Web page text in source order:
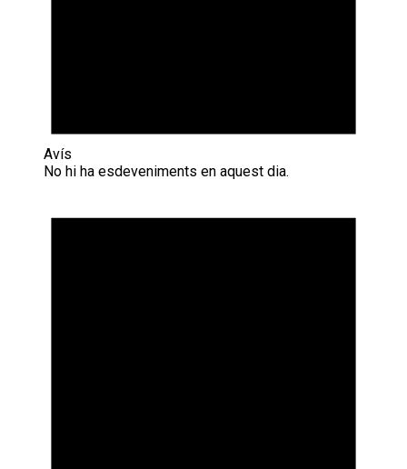
Avís
No hi ha esdeveniments en aquest dia.